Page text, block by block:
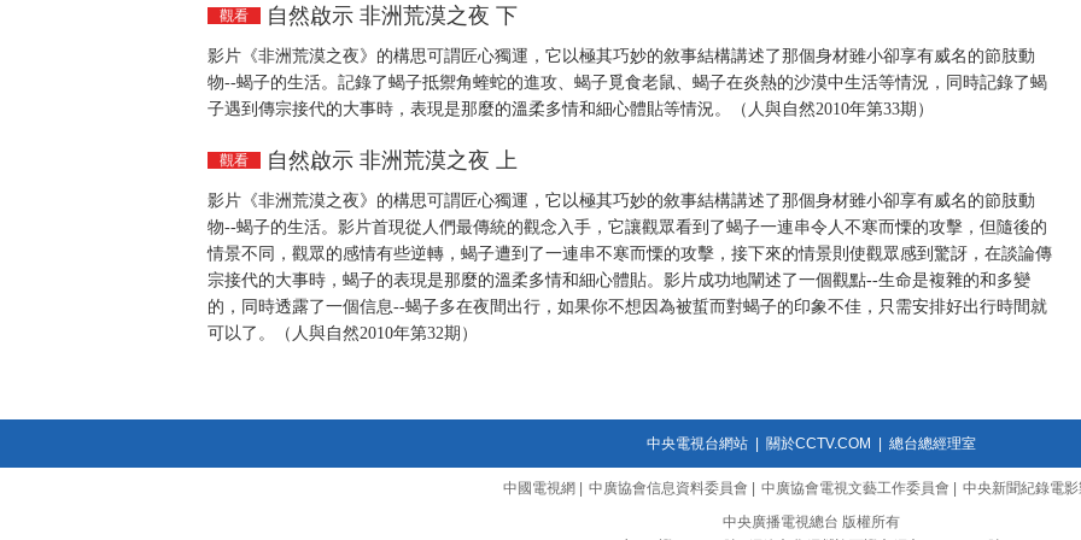
觀看 自然啟示 非洲荒漠之夜 下
影片《非洲荒漠之夜》的構思可謂匠心獨運，它以極其巧妙的敘事結構講述了那個身材雖小卻享有威名的節肢動
物--蝎子的生活。記錄了蝎子抵禦角蝰蛇的進攻、蝎子覓食老鼠、蝎子在炎熱的沙漠中生活等情況，同時記錄了蝎
子遇到傳宗接代的大事時，表現是那麼的溫柔多情和細心體貼等情況。（人與自然2010年第33期）
觀看 自然啟示 非洲荒漠之夜 上
影片《非洲荒漠之夜》的構思可謂匠心獨運，它以極其巧妙的敘事結構講述了那個身材雖小卻享有威名的節肢動
物--蝎子的生活。影片首現從人們最傳統的觀念入手，它讓觀眾看到了蝎子一連串令人不寒而慄的攻擊，但隨後的
情景不同，觀眾的感情有些逆轉，蝎子遭到了一連串不寒而慄的攻擊，接下來的情景則使觀眾感到驚訝，在談論傳
宗接代的大事時，蝎子的表現是那麼的溫柔多情和細心體貼。影片成功地闡述了一個觀點--生命是複雜的和多變
的，同時透露了一個信息--蝎子多在夜間出行，如果你不想因為被蜇而對蝎子的印象不佳，只需安排好出行時間就
可以了。（人與自然2010年第32期）
中央電視台網站| 關於CCTV.COM 總台總經理室
中國電視網 中廣協會信息資料委員會 中廣協會電視文藝工作委員會
中央新聞紀錄電
中央廣播電視總台 版權所有